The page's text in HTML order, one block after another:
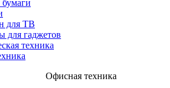
бумаги
для ТВ
для гаджетов
техника
Офисная техника